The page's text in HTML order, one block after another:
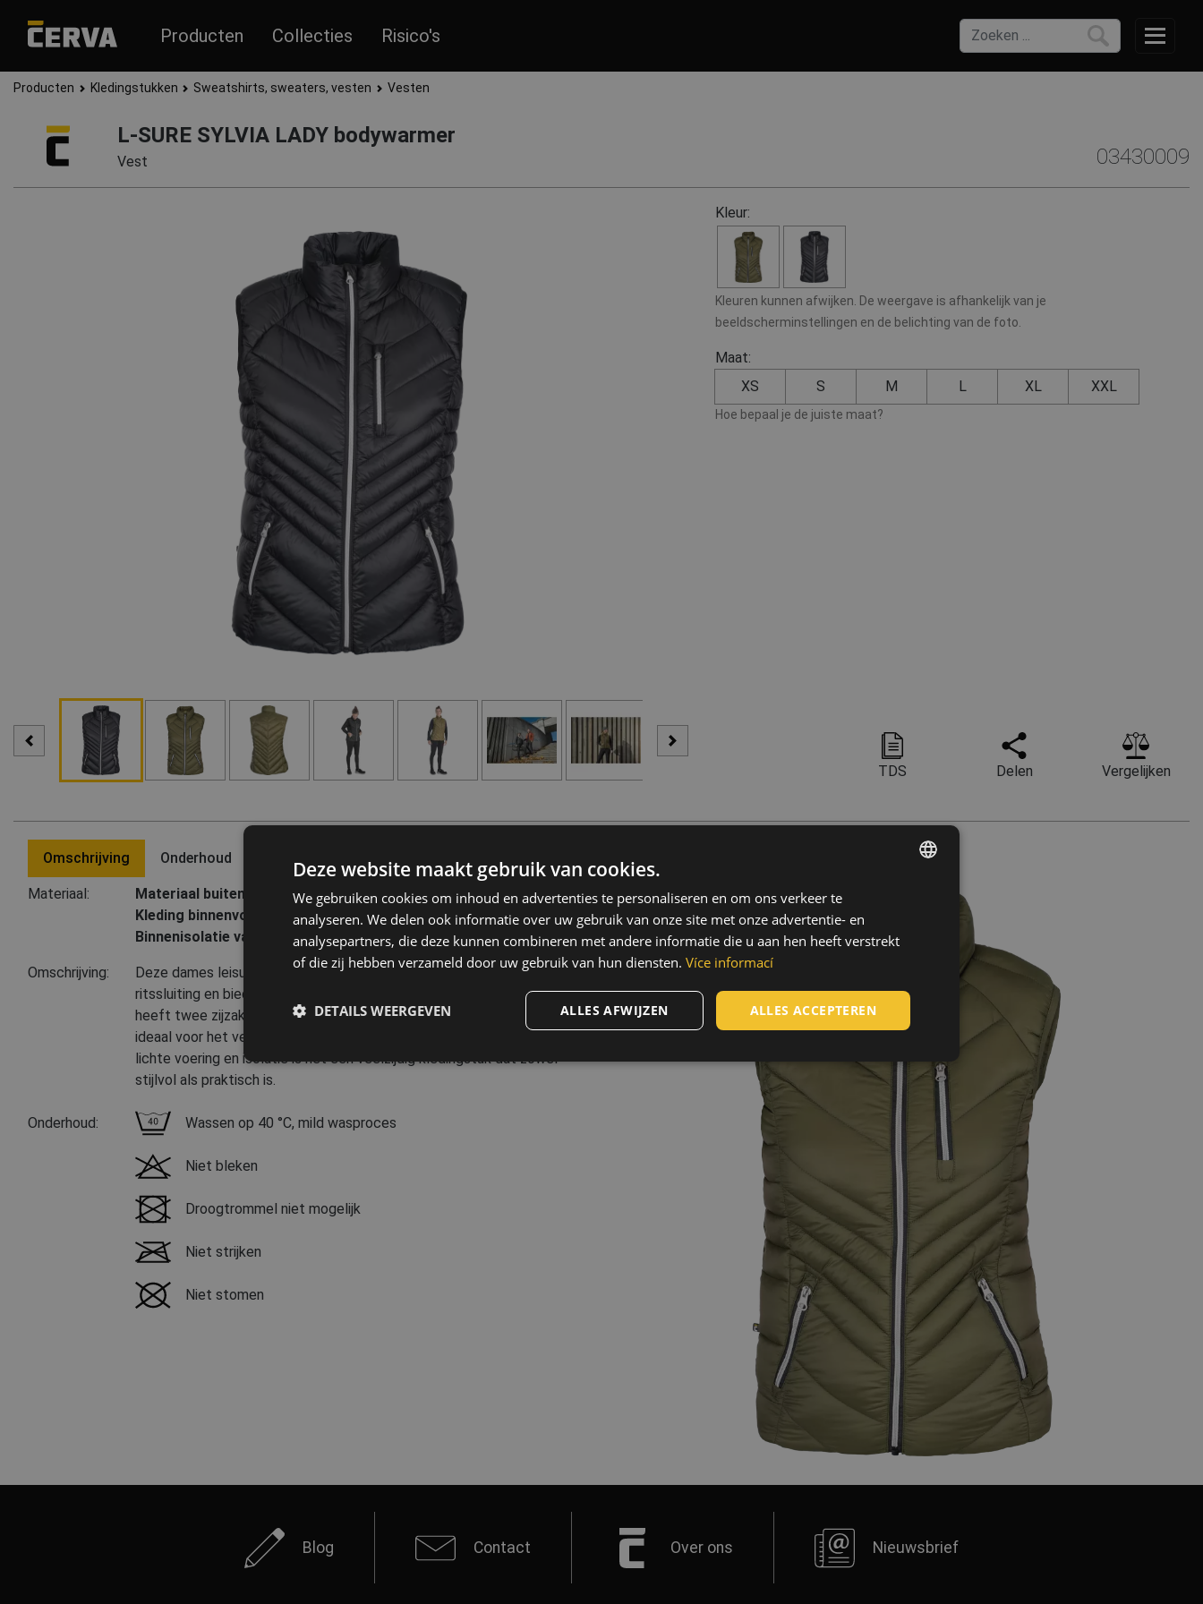
Producten Collecties Risico's
Producten Kledingstukken Sweatshirts, sweaters, vesten Vesten
L-SURE SYLVIA LADY bodywarmer
Vest 03430009
Kleur:
Kleuren kunnen afwijken. De weergave is afhankelijk van je
beeldscherminstellingen en de belichting van de foto.
Maat:
XS
S M L XL XXL
Hoe bepaal je de juiste maat?
TDS Delen Vergelijken
Omschrijving Onderhoud Laatst bezochte producten
Materiaal: Materiaal buitenzijde:
100 % polyamide (Nylon), 40 g/m²
Kleding binnenvoering:
100 % polyester
Binnenisolatie van kleding:100 % polyester
Omschrijving:
Deze dames leisure gevoerde bodywarmer is voorzien van een
ritssluiting en biedt optimaal comfort en functionaliteit. Het vest
heeft twee zijzakken met rits en een handige borstzak met rits,
ideaal voor het veilig opbergen van persoonlijke spullen. Dankzij de
lichte voering en isolatie is het een veelzijdig kledingstuk dat zowel
stijlvol als praktisch is.
Onderhoud: Wassen op 40 °C, mild wasproces
Niet bleken
Droogtrommel niet mogelijk
Niet strijken
Niet stomen
Blog Contact Over ons Nieuwsbrief
ROMANIAN
GERMAN
DUTCH
SPANISH
Deze website maakt gebruik van cookies.
We gebruiken cookies om inhoud en advertenties te personaliseren en om ons verkeer te
analyseren. We delen ook informatie over uw gebruik van onze site met onze advertentie- en
analysepartners, die deze kunnen combineren met andere informatie die u aan hen heeft verstrekt
of die zij hebben verzameld door uw gebruik van hun diensten. Více informací
ALLES ACCEPTEREN
ALLES AFWIJZEN
DETAILS WEERGEVEN